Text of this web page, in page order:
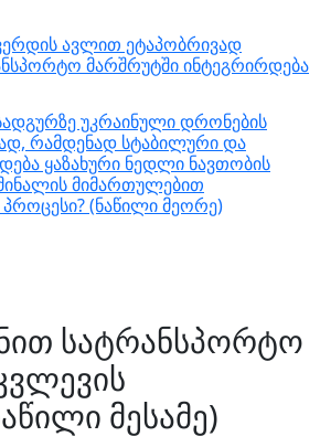
ავლით ეტაპობრივად
მარშრუტში ინტეგრირდება
უკრაინული დრონების
რამდენად სტაბილური და
ყაზახური ნედლი ნავთობის
მიმართულებით
(ნაწილი მეორე)
სატრანსპორტო
მესამე)